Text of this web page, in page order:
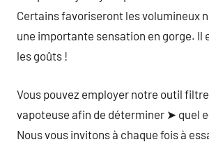
Certains favoriseront les volumineux
une importante sensation en gorge. Il
les goûts !
Vous pouvez employer notre outil
vapoteuse afin de déterminer ➤ quel
Nous vous invitons à chaque fois à